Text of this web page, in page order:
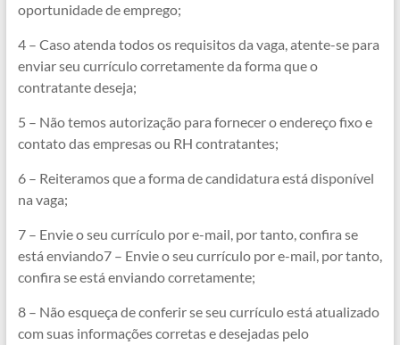
oportunidade de emprego;
4 – Caso atenda todos os requisitos da vaga, atente-se para
enviar seu currículo corretamente da forma que o
contratante deseja;
5 – Não temos autorização para fornecer o endereço fixo e
contato das empresas ou RH contratantes;
6 – Reiteramos que a forma de candidatura está disponível
na vaga;
7 – Envie o seu currículo por e-mail, por tanto, confira se
está enviando7 – Envie o seu currículo por e-mail, por tanto,
confira se está enviando corretamente;
8 – Não esqueça de conferir se seu currículo está atualizado
com suas informações corretas e desejadas pelo